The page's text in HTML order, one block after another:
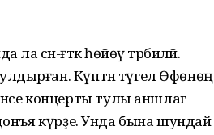
ғәткә һөйөү тәрбиәләй.
Күптән түгел Өфөнөң
концерты тулы аншлаг
донъя күрҙе. Унда бына шундай